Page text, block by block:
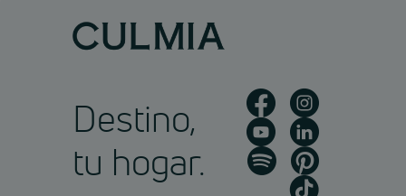
Destino,
tu hogar.